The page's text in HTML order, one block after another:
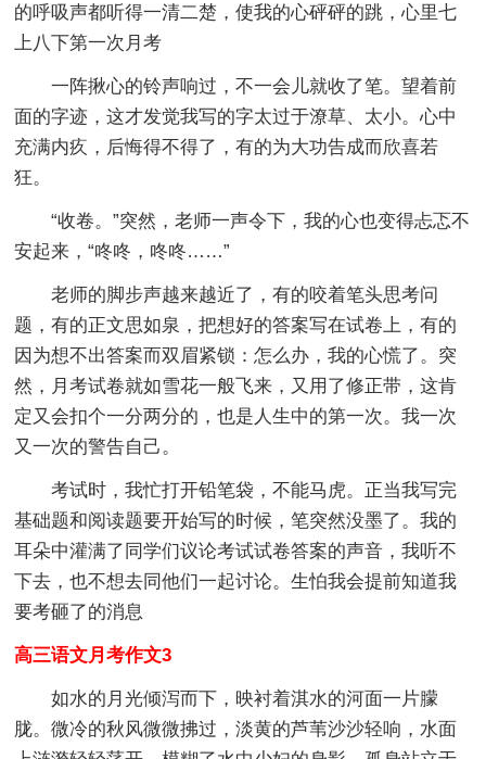
的呼吸声都听得一清二楚，使我的心砰砰的跳，心里七
上八下第一次月考
一阵揪心的铃声响过，不一会儿就收了笔。望着前
面的字迹，这才发觉我写的字太过于潦草、太小。心中
充满内疚，后悔得不得了，有的为大功告成而欣喜若
狂。
“收卷。”突然，老师一声令下，我的心也变得忐忑不
安起来，“咚咚，咚咚……”
老师的脚步声越来越近了，有的咬着笔头思考问
题，有的正文思如泉，把想好的答案写在试卷上，有的
因为想不出答案而双眉紧锁：怎么办，我的心慌了。突
然，月考试卷就如雪花一般飞来，又用了修正带，这肯
定又会扣个一分两分的，也是人生中的第一次。我一次
又一次的警告自己。
考试时，我忙打开铅笔袋，不能马虎。正当我写完
基础题和阅读题要开始写的时候，笔突然没墨了。我的
耳朵中灌满了同学们议论考试试卷答案的声音，我听不
下去，也不想去同他们一起讨论。生怕我会提前知道我
要考砸了的消息
高三语文月考作文3
如水的月光倾泻而下，映衬着淇水的河面一片朦
胧。微冷的秋风微微拂过，淡黄的芦苇沙沙轻响，水面